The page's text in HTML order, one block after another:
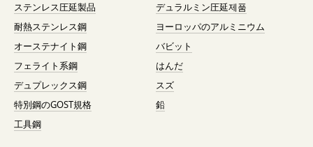
ステンレス圧延製品
耐熱ステンレス鋼
オーステナイト鋼
フェライト系鋼
デュプレックス鋼
特別鋼のGOST規格
工具鋼
デュラルミン圧延제품
ヨーロッパのアルミニウム
バビット
はんだ
スズ
鉛